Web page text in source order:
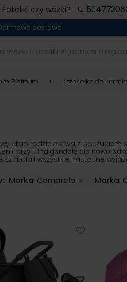
Foteliki czy wózki? 📞
dostawa
wózki i foteliki w jednym miejscu.
Platinum Krzesełka do
etap rodzicielstwa z
przytulną gondolę dla
i wszystkie następne
Marka: Camarelo Marka: